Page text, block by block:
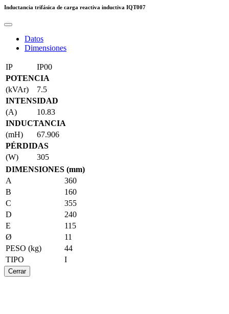
Inductancia trifásica de carga reactiva inductiva IQT007
Datos
Dimensiones
IP
IP00
POTENCIA
(kVAr)
7.5
INTENSIDAD
(A)
10.83
INDUCTANCIA
(mH)
67.906
PÉRDIDAS
(W)
305
DIMENSIONES (mm)
A
360
B
160
C
355
D
240
E
115
Ø
11
PESO (kg)
44
TIPO
I
Cerrar